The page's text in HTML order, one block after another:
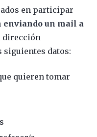
en participar
un mail a
dirección
siguientes datos:
quieren tomar